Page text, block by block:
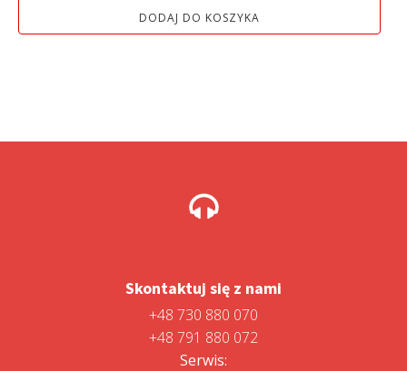
DODAJ DO KOSZYKA
Skontaktuj się z nami
+48 730 880 070
+48 791 880 072
Serwis: